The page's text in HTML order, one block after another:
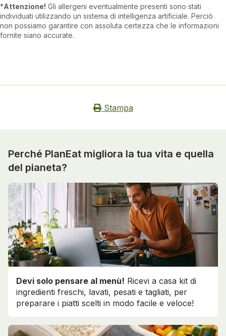
*Attenzione! Gli allergeni eventualmente presenti sono stati
individuati utilizzando un sistema di intelligenza artificiale. Perciò
non possiamo garantire con assoluta certezza che le informazioni
fornite siano accurate.
Stampa
Perché PlanEat migliora la tua vita e quella
del pianeta?
Devi solo pensare al menù! Ricevi a casa kit di
ingredienti freschi, lavati, pesati e tagliati, per
preparare i piatti scelti in modo facile e veloce!